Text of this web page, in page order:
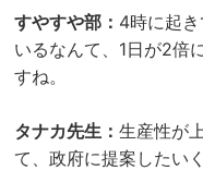
すやすや部： 4時に起
いるなんて、1日が2倍
すね。
タナカ先生：生産性が
て、政府に提案したい